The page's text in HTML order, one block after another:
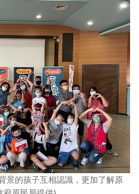
景的孩子互相認識，更加了解原